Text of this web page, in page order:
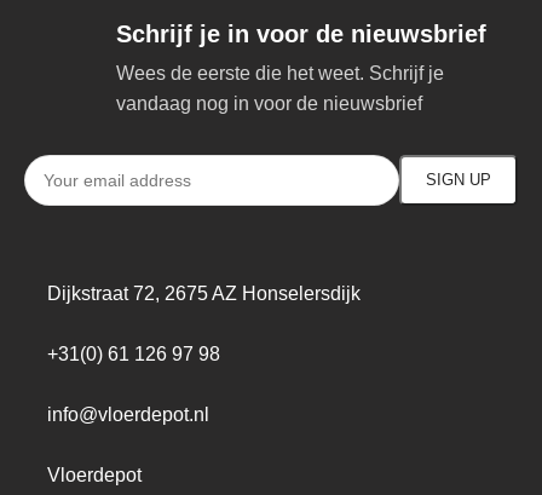
Schrijf je in voor de nieuwsbrief
Wees de eerste die het weet. Schrijf je
vandaag nog in voor de nieuwsbrief
Dijkstraat 72, 2675 AZ Honselersdijk
+31(0) 61 126 97 98
info@vloerdepot.nl
Vloerdepot